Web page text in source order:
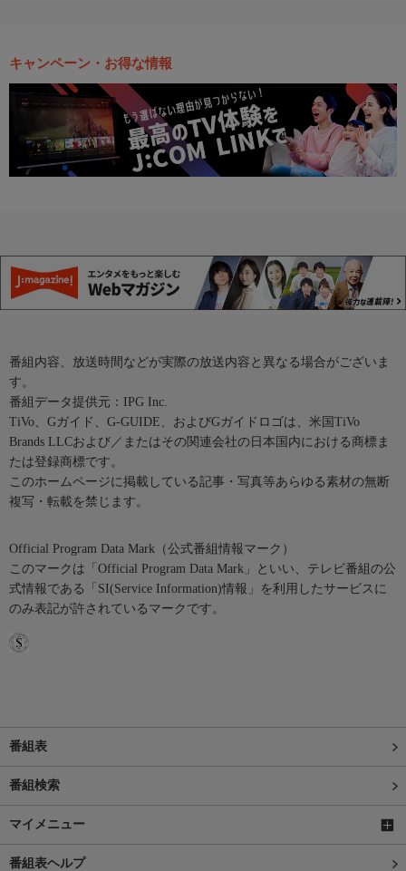
キャンペーン・お得な情報
番組内容、放送時間などが実際の放送内容と異なる場合がございま
す。
番組データ提供元：IPG Inc.
TiVo、Gガイド、G-GUIDE、およびGガイドロゴは、米国TiVo
Brands LLCおよび／またはその関連会社の日本国内における商標ま
たは登録商標です。
このホームページに掲載している記事・写真等あらゆる素材の無断
複写・転載を禁じます。
Official Program Data Mark（公式番組情報マーク）
このマークは「Official Program Data Mark」といい、テレビ番組の公
式情報である「SI(Service Information)情報」を利用したサービスに
のみ表記が許されているマークです。
番組表
番組検索
マイメニュー
番組表ヘルプ